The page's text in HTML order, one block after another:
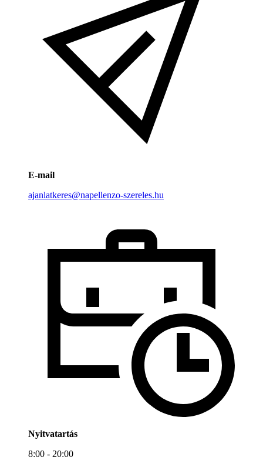
E-mail
ajanlatkeres@napellenzo-szereles.hu
Nyitvatartás
8:00 - 20:00